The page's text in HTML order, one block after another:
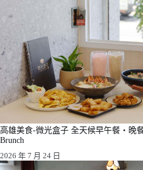
高雄美食-微光盒子 全天候早午餐・晚
Brunch
2026 年 7 月 24 日